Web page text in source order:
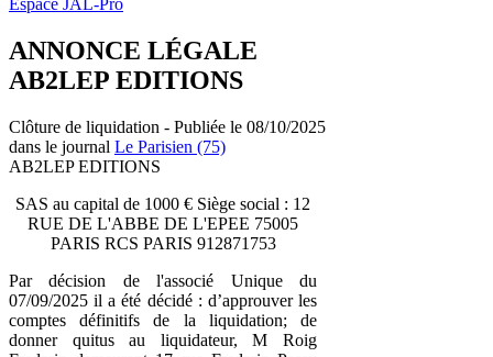
Espace JAL-Pro
ANNONCE LÉGALE
AB2LEP EDITIONS
Clôture de liquidation - Publiée le 08/10/2025
dans le journal Le Parisien (75)
AB2LEP EDITIONS
SAS au capital de 1000 € Siège social : 12
RUE DE L'ABBE DE L'EPEE 75005
PARIS RCS PARIS 912871753
Par décision de l'associé Unique du
07/09/2025 il a été décidé : d’approuver les
comptes définitifs de la liquidation; de
donner quitus au liquidateur, M Roig